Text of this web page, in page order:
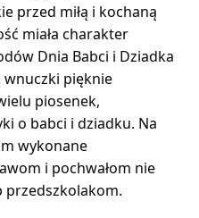
przed miłą i kochaną
miała charakter
Dnia Babci i Dziadka
pięknie
piosenek,
o babci i dziadku. Na
wykonane
i pochwałom nie
przedszkolakom.